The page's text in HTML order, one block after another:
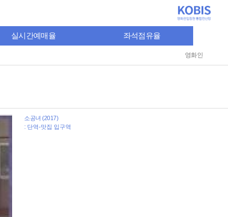
실시간예매율 좌석점유율
영화인
소공녀 (2017)
: 단역-맛집 입구역